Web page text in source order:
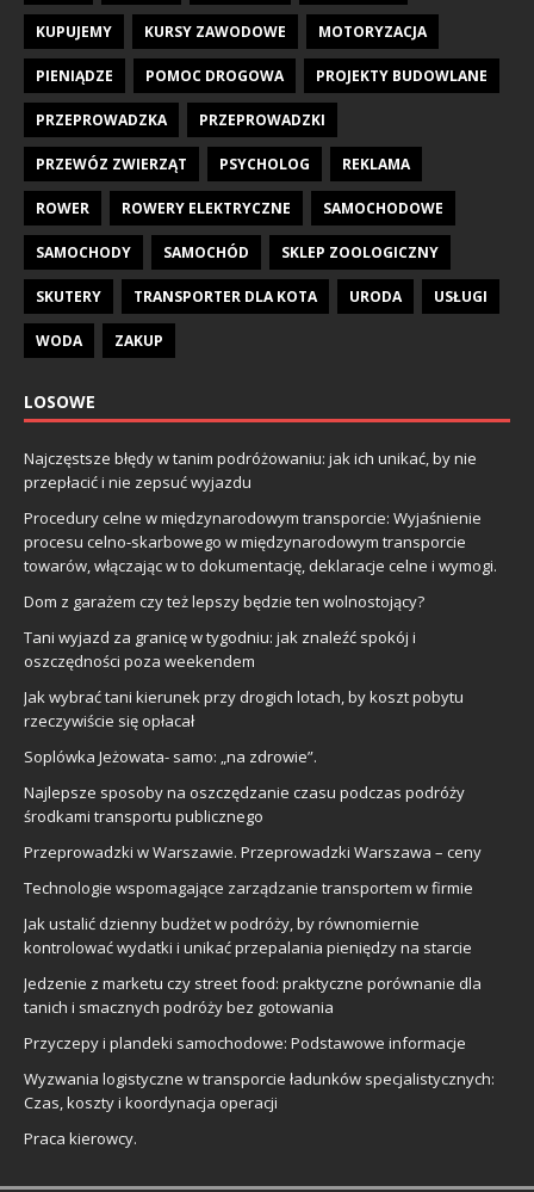
KUPUJEMY KURSY ZAWODOWE MOTORYZACJA
PIENIĄDZE POMOC DROGOWA PROJEKTY BUDOWLANE
PRZEPROWADZKA PRZEPROWADZKI
PRZEWÓZ ZWIERZĄT PSYCHOLOG REKLAMA
ROWER ROWERY ELEKTRYCZNE SAMOCHODOWE
SAMOCHODY SAMOCHÓD SKLEP ZOOLOGICZNY
SKUTERY TRANSPORTER DLA KOTA URODA USŁUGI
WODA ZAKUP
LOSOWE
Najczęstsze błędy w tanim podróżowaniu: jak ich unikać, by nie
przepłacić i nie zepsuć wyjazdu
Procedury celne w międzynarodowym transporcie: Wyjaśnienie
procesu celno-skarbowego w międzynarodowym transporcie
towarów, włączając w to dokumentację, deklaracje celne i wymogi.
Dom z garażem czy też lepszy będzie ten wolnostojący?
Tani wyjazd za granicę w tygodniu: jak znaleźć spokój i
oszczędności poza weekendem
Jak wybrać tani kierunek przy drogich lotach, by koszt pobytu
rzeczywiście się opłacał
Soplówka Jeżowata- samo: „na zdrowie”.
Najlepsze sposoby na oszczędzanie czasu podczas podróży
środkami transportu publicznego
Przeprowadzki w Warszawie. Przeprowadzki Warszawa – ceny
Technologie wspomagające zarządzanie transportem w firmie
Jak ustalić dzienny budżet w podróży, by równomiernie
kontrolować wydatki i unikać przepalania pieniędzy na starcie
Jedzenie z marketu czy street food: praktyczne porównanie dla
tanich i smacznych podróży bez gotowania
Przyczepy i plandeki samochodowe: Podstawowe informacje
Wyzwania logistyczne w transporcie ładunków specjalistycznych:
Czas, koszty i koordynacja operacji
Praca kierowcy.